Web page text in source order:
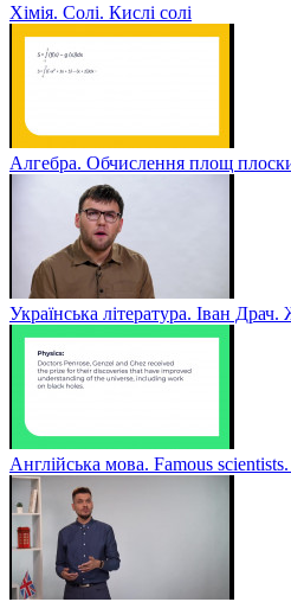
Хімія. Солі. Кислі солі
Алгебра. Обчислення площ
Українська література. Іван Драч.
Англійська мова. Famous